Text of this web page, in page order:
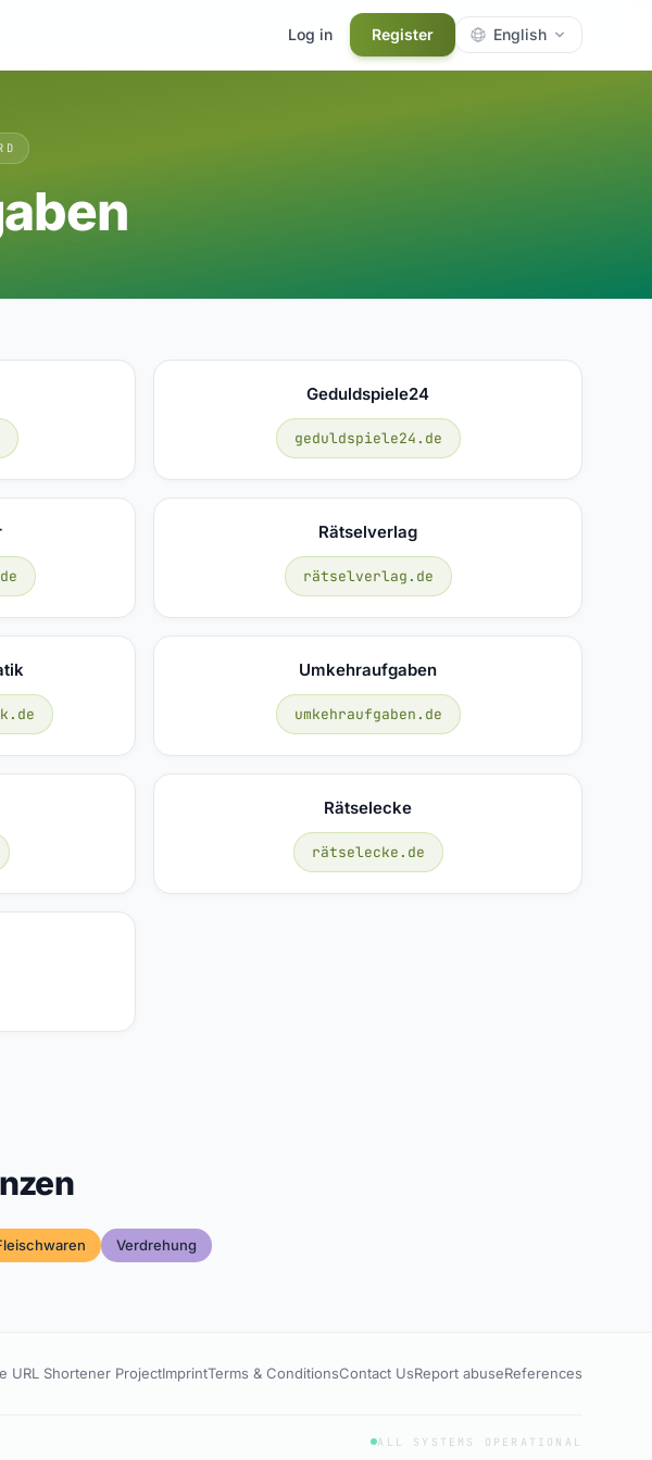
Log in Register English
Geduldspiele24
geduldspiele24.de
Rätselverlag
rätselverlag.de
Umkehraufgaben
umkehraufgaben.de
Rätselecke
rätselecke.de
Verdrehung
URL Shortener ProjectImprintTerms & ConditionsContact UsReport abuseReferences
ALL SYSTEMS OPERATIONAL